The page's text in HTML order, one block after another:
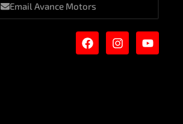
Email Avance Motors